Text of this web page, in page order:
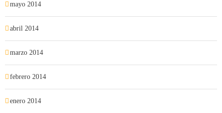
mayo 2014
abril 2014
marzo 2014
febrero 2014
enero 2014